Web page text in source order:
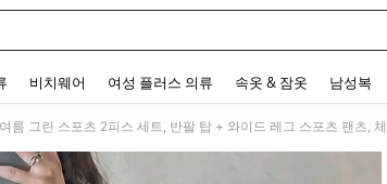
비치웨어 여성 플러스 의류 속옷 & 잠옷 남성복
름 그린 스포츠 2피스 세트, 반팔 탑 + 와이드 레그 스포츠 팬츠,